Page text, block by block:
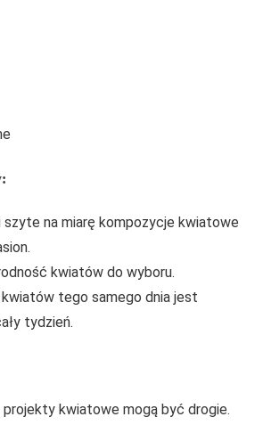
szyte na miarę kompozycje kwiatowe
kwiatów do wyboru.
tego samego dnia jest
tydzień.
projekty kwiatowe mogą być drogie.